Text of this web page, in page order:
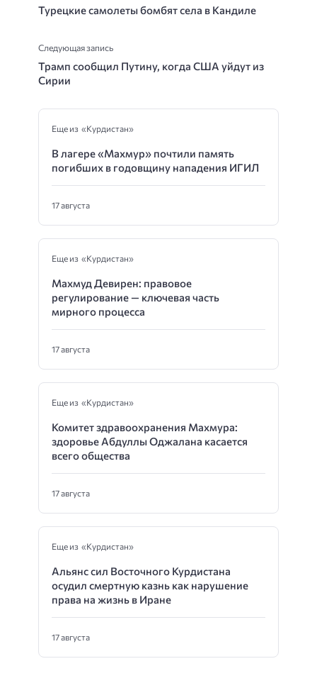
Турецкие самолеты бомбят села в Кандиле
Следующая запись
Трамп сообщил Путину, когда США уйдут из
Сирии
Еще из «Курдистан»
В лагере «Махмур» почтили память
погибших в годовщину нападения ИГИЛ
17 августа
Еще из «Курдистан»
Махмуд Девирен: правовое
регулирование — ключевая часть
мирного процесса
17 августа
Еще из «Курдистан»
Комитет здравоохранения Махмура:
здоровье Абдуллы Оджалана касается
всего общества
17 августа
Еще из «Курдистан»
Альянс сил Восточного Курдистана
осудил смертную казнь как нарушение
права на жизнь в Иране
17 августа